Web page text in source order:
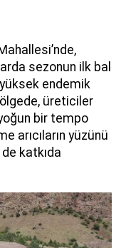
sezonun ilk bal
yüksek endemik
üreticiler
bir tempo
arıcıların yüzünü
katkıda